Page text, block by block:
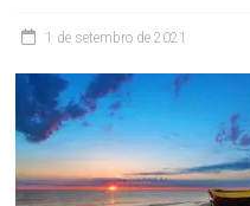
São
Região
Episcopal
Sé
1 de setembro de 2021